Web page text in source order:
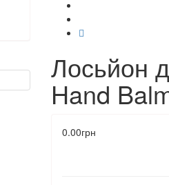
Лосьйон
Hand
0.00грн